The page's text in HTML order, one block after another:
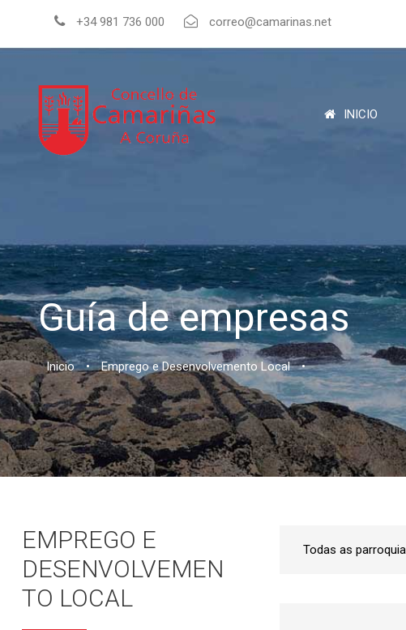
+34 981 736 000 correo@camarinas.net
INICIO
Guía de empresas
Inicio • Emprego e Desenvolvemento Local •
EMPREGO E
DESENVOLVEMEN
TO LOCAL